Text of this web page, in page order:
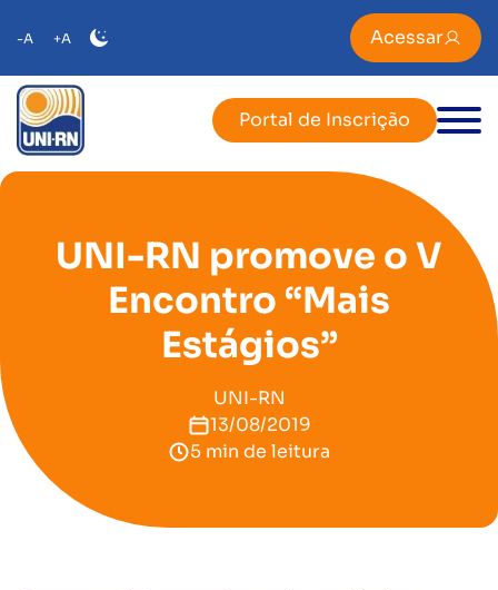
-A +A Acessar
Portal de Inscrição
UNI-RN promove o V
Encontro “Mais
Estágios”
UNI-RN
13/08/2019
5 min de leitura